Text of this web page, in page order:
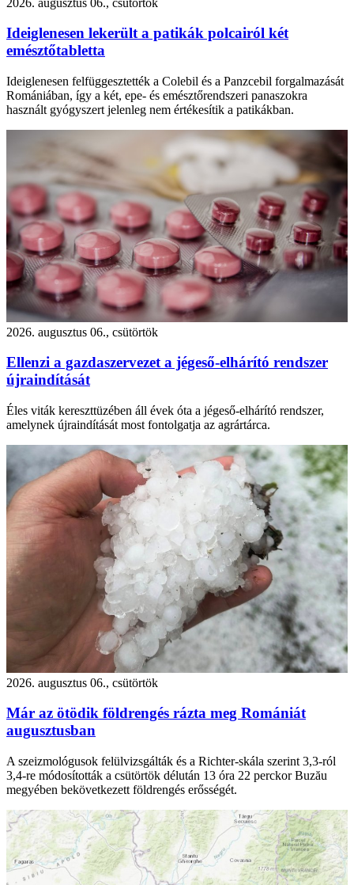
Ideiglenesen lekerült a patikák polcairól két
emésztőtabletta
Ideiglenesen felfüggesztették a Colebil és a Panzcebil forgalmazását
Romániában, így a két, epe- és emésztőrendszeri panaszokra
használt gyógyszert jelenleg nem értékesítik a patikákban.
2026. augusztus 06., csütörtök
Ellenzi a gazdaszervezet a jégeső-elhárító rendszer
újraindítását
Éles viták kereszttüzében áll évek óta a jégeső-elhárító rendszer,
amelynek újraindítását most fontolgatja az agrártárca.
2026. augusztus 06., csütörtök
Már az ötödik földrengés rázta meg Romániát
augusztusban
A szeizmológusok felülvizsgálták és a Richter-skála szerint 3,3-ról
3,4-re módosították a csütörtök délután 13 óra 22 perckor Buzău
megyében bekövetkezett földrengés erősségét.